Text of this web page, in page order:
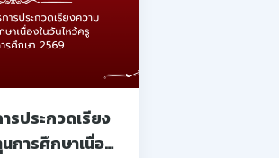
รประกวดเรียง
การศึกษาเนื่อง